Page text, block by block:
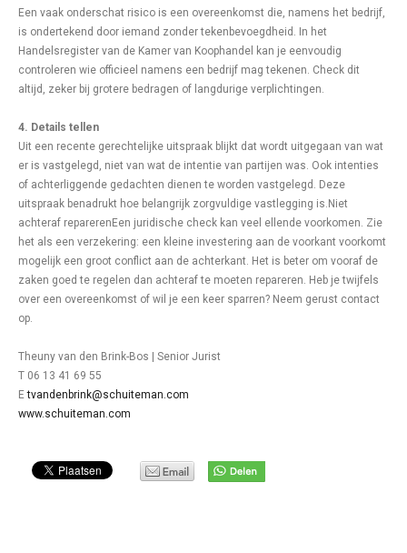
Een vaak onderschat risico is een overeenkomst die, namens het bedrijf,
is ondertekend door iemand zonder tekenbevoegdheid. In het
Handelsregister van de Kamer van Koophandel kan je eenvoudig
controleren wie officieel namens een bedrijf mag tekenen. Check dit
altijd, zeker bij grotere bedragen of langdurige verplichtingen.
4. Details tellen
Uit een recente gerechtelijke uitspraak blijkt dat wordt uitgegaan van wat
er is vastgelegd, niet van wat de intentie van partijen was. Ook intenties
of achterliggende gedachten dienen te worden vastgelegd. Deze
uitspraak benadrukt hoe belangrijk zorgvuldige vastlegging is.Niet
achteraf reparerenEen juridische check kan veel ellende voorkomen. Zie
het als een verzekering: een kleine investering aan de voorkant voorkomt
mogelijk een groot conflict aan de achterkant. Het is beter om vooraf de
zaken goed te regelen dan achteraf te moeten repareren. Heb je twijfels
over een overeenkomst of wil je een keer sparren? Neem gerust contact
op.
Theuny van den Brink-Bos | Senior Jurist
T 06 13 41 69 55
Etvandenbrink@schuiteman.com
www.schuiteman.com